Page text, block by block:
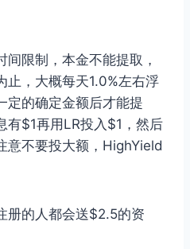
限制，本金不能提取，
止，大概每天1.0%左右浮
定的确定金额后才能提
有$1再用LR投入$1，然后
意不要投大额，HighYield
册的人都会送$2.5的资